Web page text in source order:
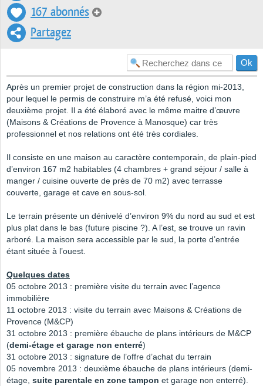
167 abonnés
Partagez
Après un premier projet de construction dans la région mi-2013,
pour lequel le permis de construire m’a été refusé, voici mon
deuxième projet. Il a été élaboré avec le même maitre d’œuvre
(Maisons & Créations de Provence à Manosque) car très
professionnel et nos relations ont été très cordiales.
Il consiste en une maison au caractère contemporain, de plain-pied
d’environ 167 m2 habitables (4 chambres + grand séjour / salle à
manger / cuisine ouverte de près de 70 m2) avec terrasse
couverte, garage et cave en sous-sol.
Le terrain présente un dénivelé d’environ 9% du nord au sud et est
plus plat dans le bas (future piscine ?). A l’est, se trouve un ravin
arboré. La maison sera accessible par le sud, la porte d’entrée
étant située à l’ouest.
Quelques dates
05 octobre 2013 : première visite du terrain avec l’agence
immobilière
11 octobre 2013 : visite du terrain avec Maisons & Créations de
Provence (M&CP)
31 octobre 2013 : première ébauche de plans intérieurs de M&CP
(demi-étage et garage non enterré)
31 octobre 2013 : signature de l’offre d’achat du terrain
05 novembre 2013 : deuxième ébauche de plans intérieurs (demi-
étage, suite parentale en zone tampon et garage non enterré).